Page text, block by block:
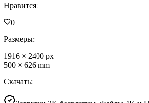
Нравится:
0
Размеры:
1916 × 2400 px
500 × 626 mm
Скачать: